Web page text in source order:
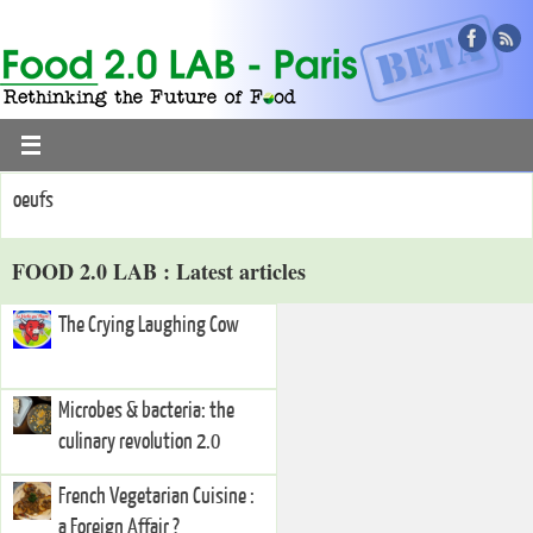
oeufs
FOOD 2.0 LAB : Latest articles
The Crying Laughing Cow
Microbes & bacteria: the
culinary revolution 2.0
French Vegetarian Cuisine :
a Foreign Affair ?